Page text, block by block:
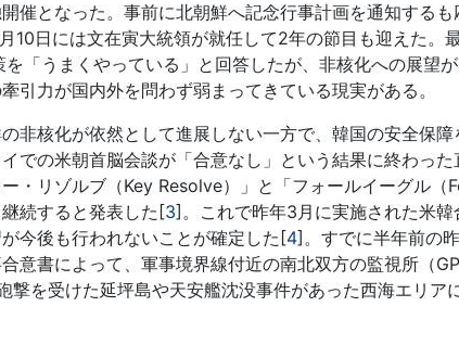
催となった。事前に北朝鮮へ記念行事計画を通知する
10日には文在寅大統領が就任して2年の節目も迎えた。
「うまくやっている」と回答したが、非核化への展望
引力が国内外を問わず弱まってきている現実がある。
非核化が依然として進展しない一方で、韓国の安全保
での米朝首脳会談が「合意なし」という結果に終わっ
・リゾルブ（Key Resolve）」と「フォールイーグル
続すると発表した[3]。これで昨年3月に実施された米
今後も行われないことが確定した[4]。すでに半年前の
意書によって、軍事境界線付近の南北双方の監視所（
撃を受けた延坪島や天安艦沈没事件があった西海エリア